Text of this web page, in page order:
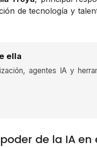
de tecnología y
ella
agentes IA y
de la IA